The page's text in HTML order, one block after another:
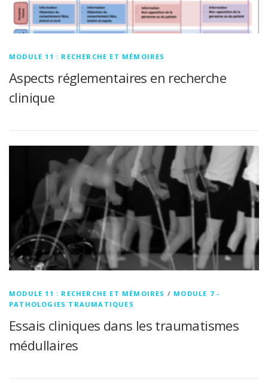
MODULE 11 : RECHERCHE ET MÉMOIRES
Aspects réglementaires en recherche
clinique
MODULE 11 : RECHERCHE ET MÉMOIRES / MODULE 7 -
PATHOLOGIES TRAUMATIQUES
Essais cliniques dans les traumatismes
médullaires